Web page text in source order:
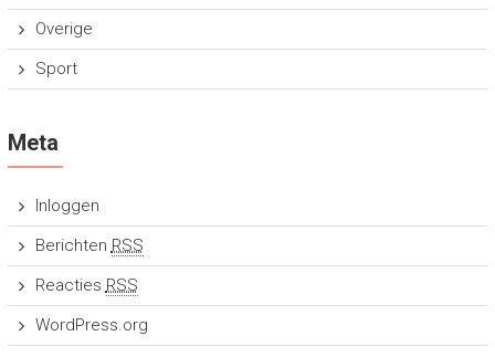
Overige
Sport
Meta
Inloggen
Berichten RSS
Reacties RSS
WordPress.org